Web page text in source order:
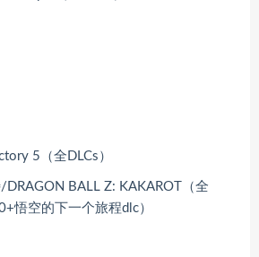
5（全DLCs）